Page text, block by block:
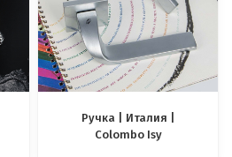
Ручка | Италия |
Colombo Isy